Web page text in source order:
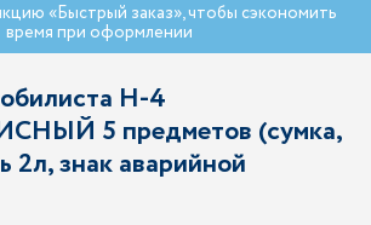
«Быстрый заказ», чтобы сэкономить
время при оформлении
H-4
5 предметов (сумка,
2л, знак аварийной